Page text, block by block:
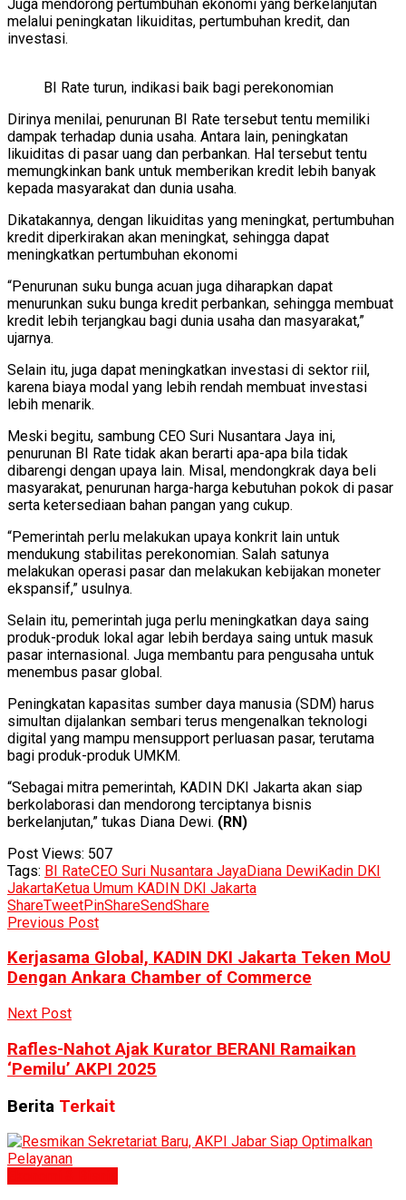
Juga mendorong pertumbuhan ekonomi yang berkelanjutan
melalui peningkatan likuiditas, pertumbuhan kredit, dan
investasi.
BI Rate turun, indikasi baik bagi perekonomian
Dirinya menilai, penurunan BI Rate tersebut tentu memiliki
dampak terhadap dunia usaha. Antara lain, peningkatan
likuiditas di pasar uang dan perbankan. Hal tersebut tentu
memungkinkan bank untuk memberikan kredit lebih banyak
kepada masyarakat dan dunia usaha.
Dikatakannya, dengan likuiditas yang meningkat, pertumbuhan
kredit diperkirakan akan meningkat, sehingga dapat
meningkatkan pertumbuhan ekonomi
“Penurunan suku bunga acuan juga diharapkan dapat
menurunkan suku bunga kredit perbankan, sehingga membuat
kredit lebih terjangkau bagi dunia usaha dan masyarakat,”
ujarnya.
Selain itu, juga dapat meningkatkan investasi di sektor riil,
karena biaya modal yang lebih rendah membuat investasi
lebih menarik.
Meski begitu, sambung CEO Suri Nusantara Jaya ini,
penurunan BI Rate tidak akan berarti apa-apa bila tidak
dibarengi dengan upaya lain. Misal, mendongkrak daya beli
masyarakat, penurunan harga-harga kebutuhan pokok di pasar
serta ketersediaan bahan pangan yang cukup.
“Pemerintah perlu melakukan upaya konkrit lain untuk
mendukung stabilitas perekonomian. Salah satunya
melakukan operasi pasar dan melakukan kebijakan moneter
ekspansif,” usulnya.
Selain itu, pemerintah juga perlu meningkatkan daya saing
produk-produk lokal agar lebih berdaya saing untuk masuk
pasar internasional. Juga membantu para pengusaha untuk
menembus pasar global.
Peningkatan kapasitas sumber daya manusia (SDM) harus
simultan dijalankan sembari terus mengenalkan teknologi
digital yang mampu mensupport perluasan pasar, terutama
bagi produk-produk UMKM.
“Sebagai mitra pemerintah, KADIN DKI Jakarta akan siap
berkolaborasi dan mendorong terciptanya bisnis
berkelanjutan,” tukas Diana Dewi. (RN)
Post Views: 507
Tags: BI RateCEO Suri Nusantara JayaDiana DewiKadin DKI
JakartaKetua Umum KADIN DKI Jakarta
ShareTweetPinShareSendShare
Previous Post
Kerjasama Global, KADIN DKI Jakarta Teken MoU
Dengan Ankara Chamber of Commerce
Next Post
Rafles-Nahot Ajak Kurator BERANI Ramaikan
‘Pemilu’ AKPI 2025
Berita Terkait